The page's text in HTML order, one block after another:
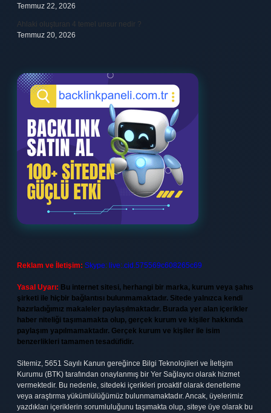
Temmuz 22, 2026
Ahlaki oluşturan 4 temel unsur nedir ?
Temmuz 20, 2026
Reklam ve İletişim: Skype: live:.cid.575569c608265c69
Yasal Uyarı: Bu internet sitesi, herhangi bir marka, kurum veya şahıs
şirketi ile hiçbir bağlantısı bulunmamaktadır. Sitede yalnızca kendi
hazırladığımız makaleler paylaşılmaktadır. Burada yer alan içerikler
haber niteliği taşımamakta olup, gerçek kurum ve kişiler hakkında
paylaşım yapılmamaktadır. Gerçek kurum ve kişiler ile isim
benzerlikleri tamamen tesadüfidir.
Sitemiz, 5651 Sayılı Kanun gereğince Bilgi Teknolojileri ve İletişim
Kurumu (BTK) tarafından onaylanmış bir Yer Sağlayıcı olarak hizmet
vermektedir. Bu nedenle, sitedeki içerikleri proaktif olarak denetleme
veya araştırma yükümlülüğümüz bulunmamaktadır. Ancak, üyelerimiz
yazdıkları içeriklerin sorumluluğunu taşımakta olup, siteye üye olarak bu